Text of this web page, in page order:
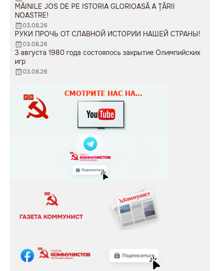
MÂINILE JOS DE PE ISTORIA GLORIOASĂ A ȚĂRII
NOASTRE!
03.08.26
РУКИ ПРОЧЬ ОТ СЛАВНОЙ ИСТОРИИ НАШЕЙ СТРАНЫ!
03.08.26
3 августа 1980 года состоялось закрытие Олимпийских
игр
03.08.26